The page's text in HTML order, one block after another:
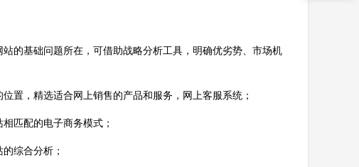
的基础问题所在，可借助战略分析工具，明确优劣势、市场机
置，精选适合网上销售的产品和服务，网上客服系统；
匹配的电子商务模式；
综合分析；